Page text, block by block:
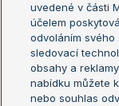
Aktualní trendy
uvedené v části
účelem
odvoláním svého
sledovací
obsahy a
nabídku můžete
nebo souhlas